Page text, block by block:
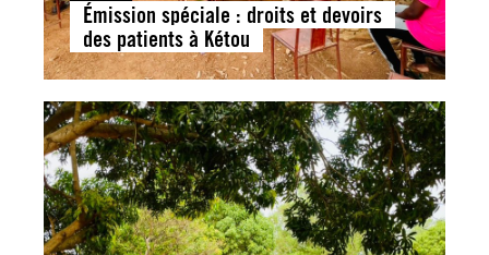
Émission spéciale : droits et devoirs
des patients à Kétou